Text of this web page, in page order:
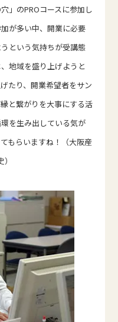
」のPROコースに参加し
が多い中、開業に必要
という気持ちが受講態
地域を盛り上げようと
たり、開業希望者をサン
と繋がりを大事にする活
を生み出している気が
もらいますね！（大阪産